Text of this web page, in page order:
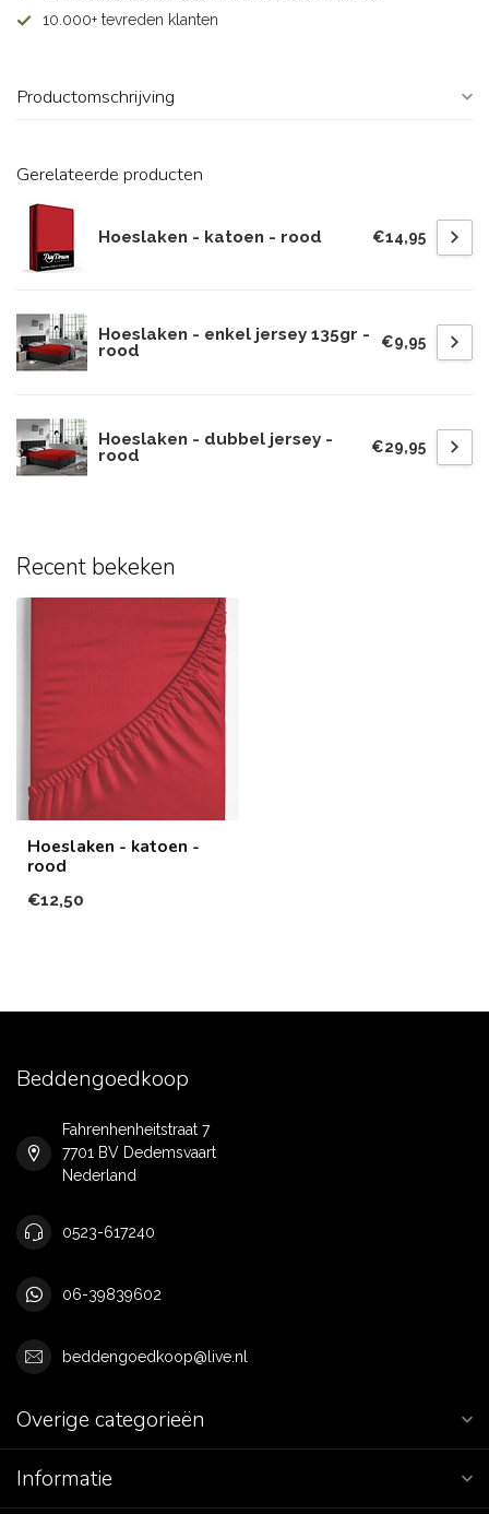
10.000+ tevreden klanten
Productomschrijving
Gerelateerde producten
Hoeslaken - katoen - rood €14,95
Hoeslaken - enkel jersey 135gr -
rood
€9,95
Hoeslaken - dubbel jersey -
rood
€29,95
Recent bekeken
Hoeslaken - katoen -
rood
€12,50
Beddengoedkoop
Fahrenhenheitstraat 7
7701 BV Dedemsvaart
Nederland
0523-617240
06-39839602
beddengoedkoop@live.nl
Overige categorieën
Informatie